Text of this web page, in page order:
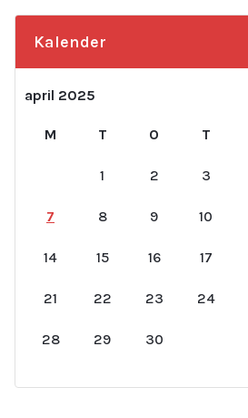
Kalender
april 2025
M T O T
1 2 3
7 8 9 10
14 15 16 17
21 22 23 24
28 29 30